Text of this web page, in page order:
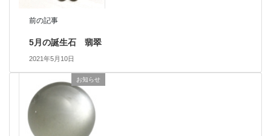
前の記事
5月の誕生石 翡翠
2021年5月10日
お知らせ